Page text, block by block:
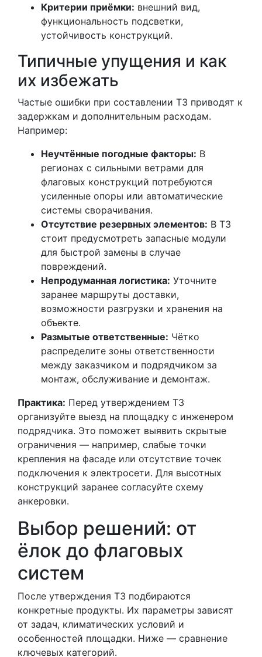
Критерии приёмки: внешний вид,
функциональность подсветки,
устойчивость конструкций.
Типичные упущения и как
их избежать
Частые ошибки при составлении ТЗ приводят к
задержкам и дополнительным расходам.
Например:
Неучтённые погодные факторы: В
регионах с сильными ветрами для
флаговых конструкций потребуются
усиленные опоры или автоматические
системы сворачивания.
Отсутствие резервных элементов: В ТЗ
стоит предусмотреть запасные модули
для быстрой замены в случае
повреждений.
Непродуманная логистика: Уточните
заранее маршруты доставки,
возможности разгрузки и хранения на
объекте.
Размытые ответственные: Чётко
распределите зоны ответственности
между заказчиком и подрядчиком за
монтаж, обслуживание и демонтаж.
Практика: Перед утверждением ТЗ
организуйте выезд на площадку с инженером
подрядчика. Это поможет выявить скрытые
ограничения — например, слабые точки
крепления на фасаде или отсутствие точек
подключения к электросети. Для высотных
конструкций заранее согласуйте схему
анкеровки.
Выбор решений: от
ёлок до флаговых
систем
После утверждения ТЗ подбираются
конкретные продукты. Их параметры зависят
от задач, климатических условий и
особенностей площадки. Ниже — сравнение
ключевых категорий.